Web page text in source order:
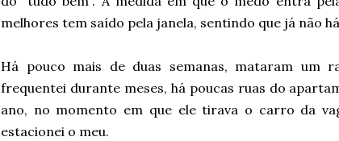
melhores tem saído pela janela, sentindo que já não
Há pouco mais de duas semanas, mataram um
frequentei durante meses, há poucas ruas do
ano, no momento em que ele tirava o carro da
estacionei o meu.